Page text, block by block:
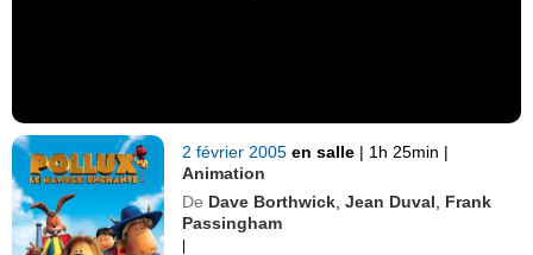
2 février 2005en salle | 1h 25min |
Animation
De Dave Borthwick ,Jean Duval
Frank
Passingham
|